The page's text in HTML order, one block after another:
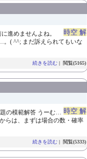
時空 解
進めませんよね。
( ^^; まだ訴えられてもいな
続きを読む | 閲覧(5165)
時空 解
の模範解答 うーむ…
らは、まずは場合の数・確率
続きを読む | 閲覧(5333)